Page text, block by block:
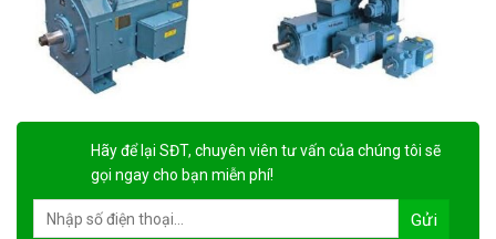
Hãy để lại SĐT, chuyên viên tư vấn của chúng tôi sẽ
gọi ngay cho bạn miễn phí!